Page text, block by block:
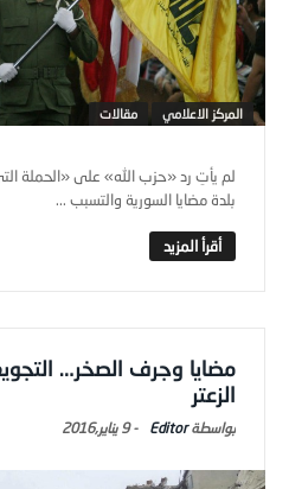
المركز الاعلامي مقالات
لم يأتِ رد «حزب الله» على «الحملة
بلدة مضايا السورية والتسبب ...
مضايا وجرف الصخر…
الزعتر
Editor
-9 يناير,2016